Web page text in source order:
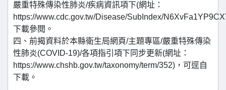
嚴重特殊傳染性肺炎/疾病資訊項下(網址：
https://www.cdc.gov.tw/Disease/SubIndex/
下載參閱。
四、前揭資料於本縣衛生局網頁/主題專區/嚴重特殊傳染
性肺炎(COVID-19)/各項指引項下同步更新(網址：
https://www.chshb.gov.tw/taxonomy/term/352)，可逕自
下載。